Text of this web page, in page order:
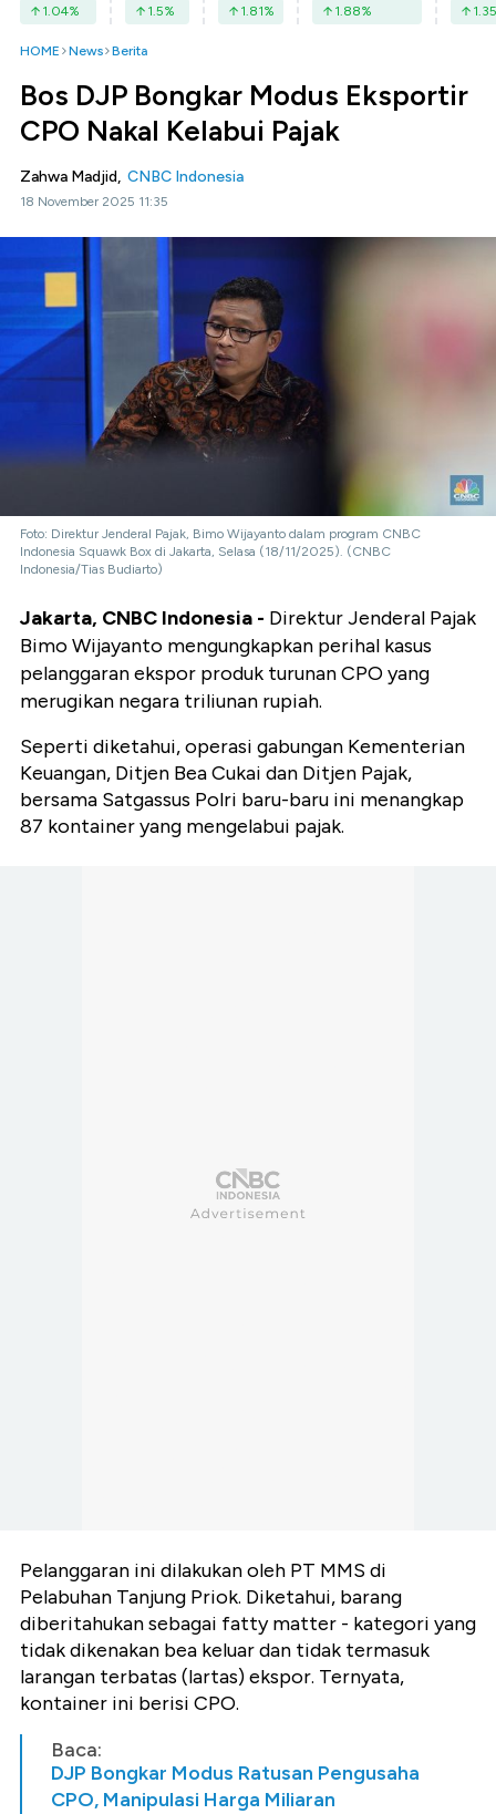
1.04% 1.5% 1.81% 1.88% 1.35
HOME News Berita
Bos DJP Bongkar Modus Eksportir
CPO Nakal Kelabui Pajak
Zahwa Madjid, CNBC Indonesia
18 November 2025 11:35
Foto: Direktur Jenderal Pajak, Bimo Wijayanto dalam program CNBC
Indonesia Squawk Box di Jakarta, Selasa (18/11/2025). (CNBC
Indonesia/Tias Budiarto)
Jakarta, CNBC Indonesia - Direktur Jenderal Pajak
Bimo Wijayanto mengungkapkan perihal kasus
pelanggaran ekspor produk turunan CPO yang
merugikan negara triliunan rupiah.
Seperti diketahui, operasi gabungan Kementerian
Keuangan, Ditjen Bea Cukai dan Ditjen Pajak,
bersama Satgassus Polri baru-baru ini menangkap
87 kontainer yang mengelabui pajak.
Pelanggaran ini dilakukan oleh PT MMS di
Pelabuhan Tanjung Priok. Diketahui, barang
diberitahukan sebagai fatty matter - kategori yang
tidak dikenakan bea keluar dan tidak termasuk
larangan terbatas (lartas) ekspor. Ternyata,
kontainer ini berisi CPO.
Baca:
DJP Bongkar Modus Ratusan Pengusaha
CPO, Manipulasi Harga Miliaran